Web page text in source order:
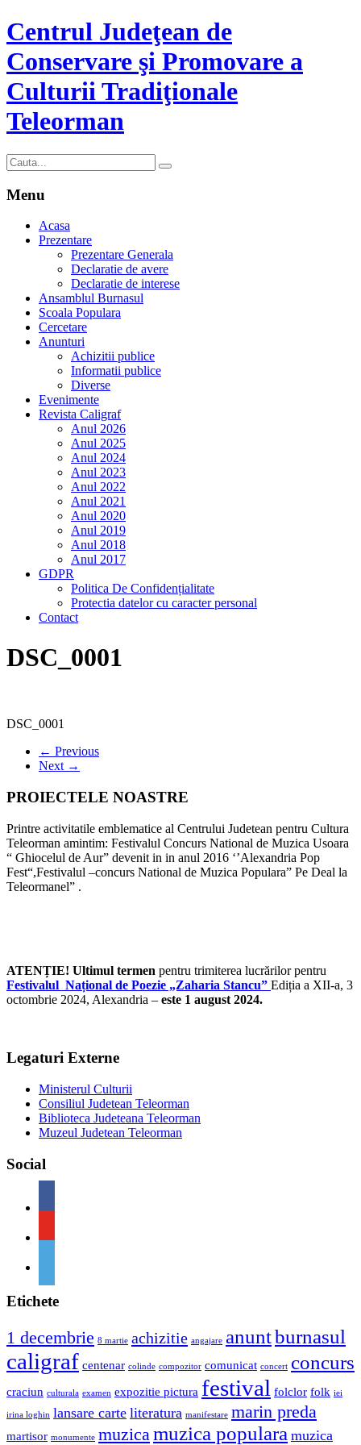
Centrul Judeţean de
Conservare şi Promovare a
Culturii Tradiţionale
Teleorman
Menu
Acasa
Prezentare
Prezentare Generala
Declaratie de avere
Declaratie de interese
Ansamblul Burnasul
Scoala Populara
Cercetare
Anunturi
Achizitii publice
Informatii publice
Diverse
Evenimente
Revista Caligraf
Anul 2026
Anul 2025
Anul 2024
Anul 2023
Anul 2022
Anul 2021
Anul 2020
Anul 2019
Anul 2018
Anul 2017
GDPR
Politica De Confidențialitate
Protectia datelor cu caracter personal
Contact
DSC_0001
DSC_0001
← Previous
Next →
PROIECTELE NOASTRE
Printre activitatile emblematice al Centrului Judetean pentru Cultura
Teleorman amintim: Festivalul Concurs National de Muzica Usoara
“ Ghiocelul de Aur” devenit in in anul 2016 ‘’Alexandria Pop
Fest“,Festivalul –concurs National de Muzica Populara” Pe Deal la
Teleormanel” .
ATENȚIE! Ultimul termen pentru trimiterea lucrărilor pentru
Festivalul Național de Poezie „Zaharia Stancu” Ediția a XII-a, 3
octombrie 2024, Alexandria – este 1 august 2024.
Legaturi Externe
Ministerul Culturii
Consiliul Judetean Teleorman
Biblioteca Judeteana Teleorman
Muzeul Judetean Teleorman
Social
Etichete
1 decembrie 8 martie achizitie angajare anuntburnasul
caligraf centenar colinde compozitor comunicat concert concurs
craciun culturala examen expozitie pictura festival folclor folk iei
irina loghin lansare carte literatura manifestare marin preda
martisor monumente muzica muzica populara muzica